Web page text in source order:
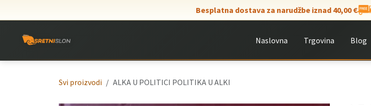
Besplatna dostava za narudžbe iznad 40,00 €
Naslovna Trgovina Blog
Svi proizvodi ALKA U POLITICI POLITIKA U ALKI